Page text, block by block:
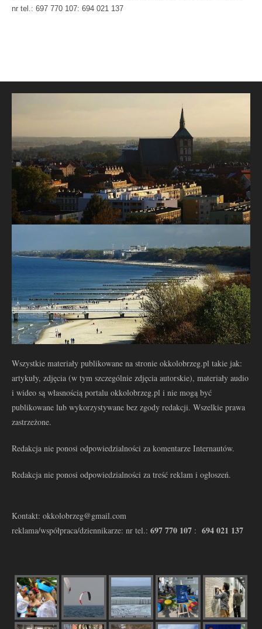
nr tel.: 697 770 107: 694 021 137
Wszystkie materiały publikowane na stronie okkolobrzeg.pl takie jak:
artykuły, zdjęcia (w tym szczególnie zdjęcia autorskie), materiały audio
i wideo są własnością portalu okkolobrzeg.pl i nie mogą być
publikowane lub wykorzystywane bez zgody redakcji. Wszelkie prawa
zastrzeżone.
Redakcja nie ponosi odpowiedzialności za komentarze Internautów.
Redakcja nie ponosi odpowiedzialności za treść reklam i ogłoszeń.
Kontakt: okkolobrzeg@gmail.com
reklama/współpraca/dziennikarze: nr tel.: 697 770 107 : 694 021 137